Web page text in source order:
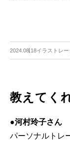
2024.08.18イラストレ
教えてく
●河村玲子さん
パーソナルトレ